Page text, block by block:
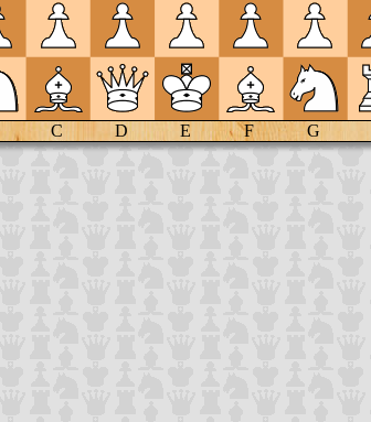
C D E F G